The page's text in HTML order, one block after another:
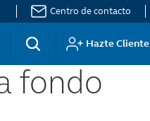
Centro de contacto
AccesoHazte Cliente
fondo